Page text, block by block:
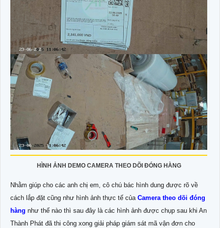
HÌNH ẢNH DEMO CAMERA THEO DÕI ĐÓNG HÀNG
Nhằm giúp cho các anh chị em, cô chú bác hình dung được rõ về
cách lắp đặt cũng như hình ảnh thực tế của Camera theo dõi đóng
hàng như thế nào thì sau đây là các hình ảnh được chụp sau khi An
Thành Phát đã thi công xong giải pháp giám sát mã vận đơn cho